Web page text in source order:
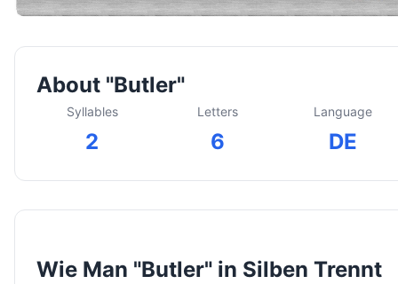
About "Butler"
Syllables
2
Letters
6
Language
DE
Wie Man "Butler" in Silben Trennt